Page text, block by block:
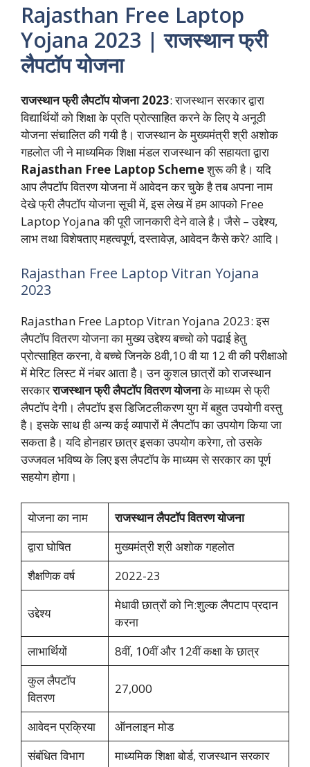
Rajasthan Free Laptop
Yojana 2023 |राजस्थान फ्री
लैपटॉप योजना
राजस्थान फ्री लैपटॉप योजना 2023: राजस्थान सरकार द्वारा
विद्यार्थियों को शिक्षा के प्रति प्रोत्साहित करने के लिए ये अनूठी
योजना संचालित की गयी है। राजस्थान के मुख्यमंत्री श्री अशोक
गहलोत जी ने माध्यमिक शिक्षा मंडल राजस्थान की सहायता द्वारा
Rajasthan Free Laptop Schemeशुरू की है। यदि
आप लैपटॉप वितरण योजना में आवेदन कर चुके है तब अपना नाम
देखे फ्री लैपटॉप योजना सूची में, इस लेख में हम आपको Free
Laptop Yojana की पूरी जानकारी देने वाले है। जैसे – उद्देश्य,
लाभ तथा विशेषताए महत्वपूर्ण, दस्तावेज़, आवेदन कैसे करे? आदि।
Rajasthan Free Laptop Vitran Yojana
2023
Rajasthan Free Laptop Vitran Yojana 2023: इस
लैपटॉप वितरण योजना का मुख्य उद्देश्य बच्चो को पढाई हेतु
प्रोत्साहित करना, वे बच्चे जिनके 8वी,10 वी या 12 वी की परीक्षाओ
में मेरिट लिस्ट में नंबर आता है। उन कुशल छात्रों को राजस्थान
सरकारराजस्थान फ्री लैपटॉप वितरण योजनाके माध्यम से फ्री
लैपटॉप देगी। लैपटॉप इस डिजिटलीकरण युग में बहुत उपयोगी वस्तु
है। इसके साथ ही अन्य कई व्यापारों में लैपटॉप का उपयोग किया जा
सकता है। यदि होनहार छात्र इसका उपयोग करेगा, तो उसके
उज्जवल भविष्य के लिए इस लैपटॉप के माध्यम से सरकार का पूर्ण
सहयोग होगा।
योजना का नाम
राजस्थान लैपटॉप वितरण योजना
द्वारा घोषित
मुख्यमंत्री श्री अशोक गहलोत
शैक्षणिक वर्ष
2022-23
उद्देश्य
मेधावी छात्रों को नि:शुल्क लैपटाप प्रदान
करना
लाभार्थियों
8वीं, 10वीं और 12वीं कक्षा के छात्र
कुल लैपटॉप
वितरण
27,000
आवेदन प्रक्रिया
ऑनलाइन मोड
संबंधित विभाग
माध्यमिक शिक्षा बोर्ड, राजस्थान सरकार